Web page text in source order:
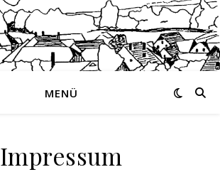
MENÜ
Impressum